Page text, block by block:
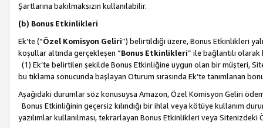
Şartlarına bakılmaksızın kullanılabilir.
(b) Bonus Etkinlikleri
Ek’te (“Özel Komisyon Geliri”) belirtildiği üzere, Bonus Etkinlikleri
koşullar altında gerçekleşen “Bonus Etkinlikleri” ile bağlantılı olarak
(1) Ek’te belirtilen şekilde Bonus Etkinliğine uygun olan bir müşteri,
bu tıklama sonucunda başlayan Oturum sırasında Ek’te tanımlanan
Aşağıdaki durumlar söz konusuysa Amazon, Özel Komisyon Geliri
Bonus Etkinliğinin geçersiz kılındığı bir ihlal veya kötüye kullanım
yazılımlar kullanılması, tekrarlayan Bonus Etkinlikleri veya